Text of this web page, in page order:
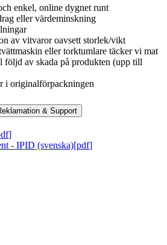
enkel, online dygnet runt
eller värdeminskning
av vitvaror oavsett storlek/vikt
eller torktumlare täcker vi mat
följd av skada på produkten (upp till
i originalförpackningen
& Support
]
- IPID (svenska)[pdf]